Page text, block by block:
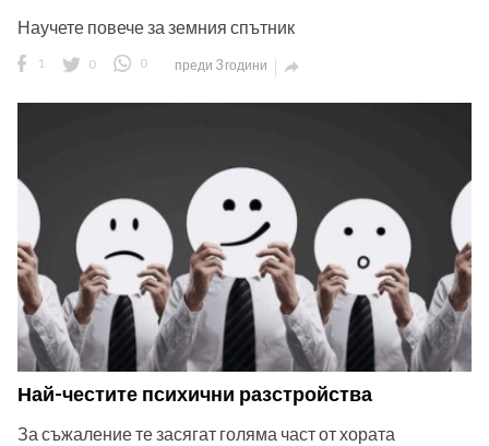
Научете повече за земния спътник
1 0 0 преди 3 години 
Най-честите психични разстройства
За съжаление те засягат голяма част от хората